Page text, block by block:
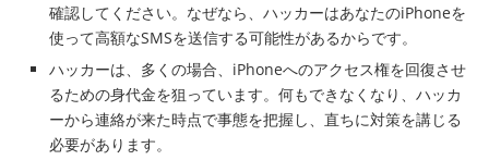
確認してください。なぜなら、ハッカーはあなたのiPhoneを
使って高額なSMSを送信する可能性があるからです。
ハッカーは、多くの場合、iPhoneへのアクセス権を回復させ
るための身代金を狙っています。何もできなくなり、ハッカ
ーから連絡が来た時点で事態を把握し、直ちに対策を講じる
必要があります。